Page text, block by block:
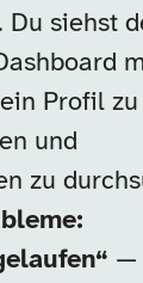
siehst
Profil zu
und
zu
—